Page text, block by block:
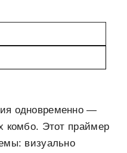
одновременно —
комбо. Этот праймер
визуально